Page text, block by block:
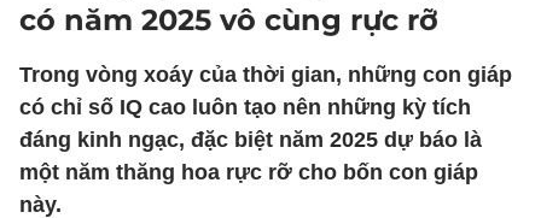
có năm 2025 vô cùng rực rỡ
Trong vòng xoáy của thời gian, những con giáp
có chỉ số IQ cao luôn tạo nên những kỳ tích
đáng kinh ngạc, đặc biệt năm 2025 dự báo là
một năm thăng hoa rực rỡ cho bốn con giáp
này.